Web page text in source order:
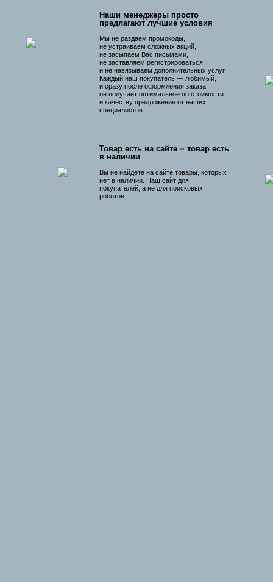
Наши менеджеры просто
предлагают лучшие условия
Мы не раздаем промокоды,
не устраиваем сложных акций,
не засыпаем Вас письмами,
не заставляем регистрироваться
и не навязываем дополнительных услуг.
Каждый наш покупатель — любимый,
и сразу после оформления заказа
он получает оптимальное по стоимости
и качеству предложение от наших
специалистов.
Товар есть на сайте = товар есть
в наличии
Вы не найдете на сайте товары, которых
нет в наличии. Наш сайт для
покупателей, а не для поисковых
роботов.